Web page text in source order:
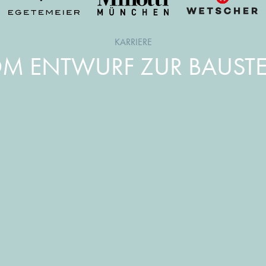
KARRIERE
ENTWURF ZUR